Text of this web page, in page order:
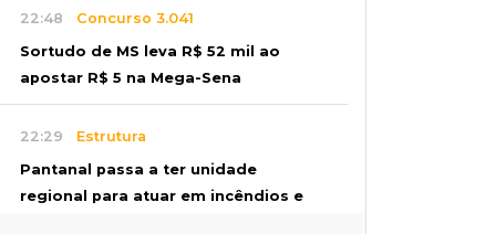
22:48 Concurso 3.041
Sortudo de MS leva R$ 52 mil ao
apostar R$ 5 na Mega-Sena
22:29 Estrutura
Pantanal passa a ter unidade
regional para atuar em incêndios e